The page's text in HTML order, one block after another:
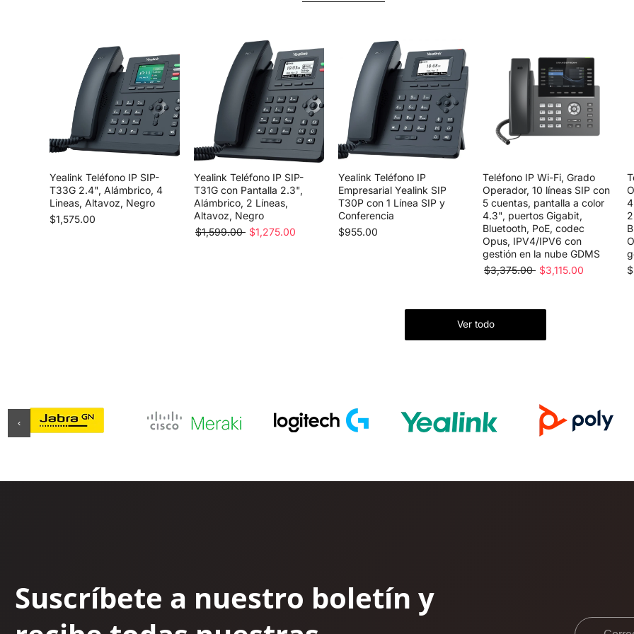
Yealink Teléfono IP SIP-
T33G 2.4", Alámbrico, 4
Lineas, Altavoz, Negro
$1,575.00
Yealink Teléfono IP SIP-
T31G con Pantalla 2.3",
Alámbrico, 2 Líneas,
Altavoz, Negro
$1,599.00 $1,275.00
Yealink Teléfono IP
Empresarial Yealink SIP
T30P con 1 Línea SIP y
Conferencia
$955.00
Teléfono IP Wi-Fi, Grado
Operador, 10 líneas SIP con
5 cuentas, pantalla a color
4.3", puertos Gigabit,
Bluetooth, PoE, codec
Opus, IPV4/IPV6 con
gestión en la nube GDMS
$3,375.00 $3,115.00
Ver todo
‹
Suscríbete a nuestro boletín y